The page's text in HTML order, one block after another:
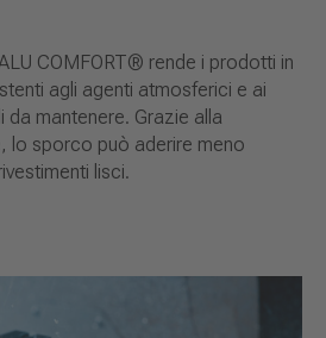
COMFORT® rende i prodotti in
agli agenti atmosferici e ai
da mantenere. Grazie alla
lo sporco può aderire meno
lisci.